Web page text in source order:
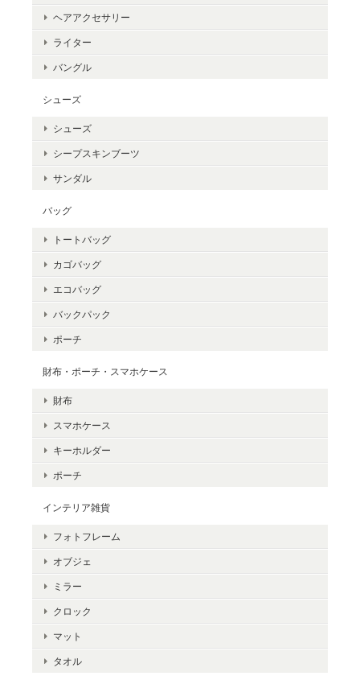
ヘアアクセサリー
ライター
バングル
シューズ
シューズ
シープスキンブーツ
サンダル
バッグ
トートバッグ
カゴバッグ
エコバッグ
バックパック
ポーチ
財布・ポーチ・スマホケース
財布
スマホケース
キーホルダー
ポーチ
インテリア雑貨
フォトフレーム
オブジェ
ミラー
クロック
マット
タオル